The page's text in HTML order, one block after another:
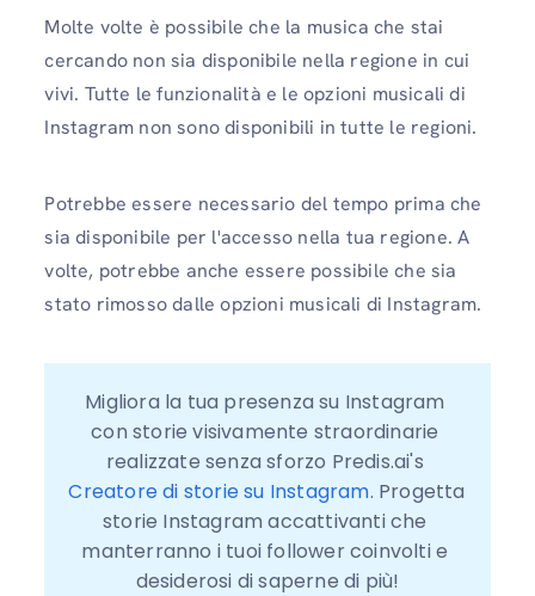
Molte volte è possibile che la musica che stai
cercando non sia disponibile nella regione in cui
vivi. Tutte le funzionalità e le opzioni musicali di
Instagram non sono disponibili in tutte le regioni.
Potrebbe essere necessario del tempo prima che
sia disponibile per l'accesso nella tua regione. A
volte, potrebbe anche essere possibile che sia
stato rimosso dalle opzioni musicali di Instagram.
Migliora la tua presenza su Instagram
con storie visivamente straordinarie
Creatore di storie su Instagram. Progetta
storie Instagram accattivanti che
manterranno i tuoi follower coinvolti e
desiderosi di saperne di più!